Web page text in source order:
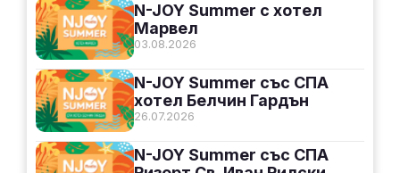
03.08.2026
N-JOY Summer с хотел
Марвел
26.07.2026
N-JOY Summer със СПА
хотел Белчин Гардън
N-JOY Summer със СПА